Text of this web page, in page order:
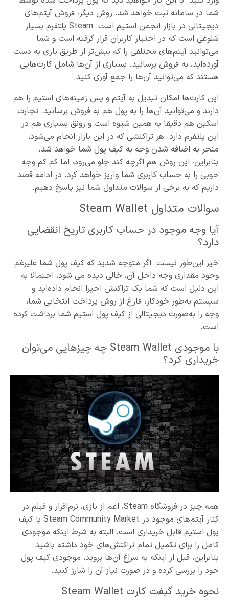
شما در سامانه ثبت خواهد شد. روش دیگر، فروش آیتم‌های
دیجیتالی در بازار انجمن استیم است. Steam پلتفرم بسیار
شلوغی است که در اختیار کاربران قرار گرفته است و شما
می‌توانید آیتم‌های مختلفی را که بیش‌تر از طریق بازی به دست
آورده‌اید، به فروش برسانید. بسیاری از آن‌ها شامل کارت‌هایی
هستند که می‌توانید آن‌ها را جمع آوری کنید.
این کارت‌ها امکان تبدیل به آیتم و پس زمینه‌های استیم را هم
دارند و می‌توانید آن‌ها را به پول هم به فروش برسانید. تجارت
اسکین هم دقیقا به همین شیوه است و رونق بسیاری هم در
این پلتفرم دارد. هر تراکنشی که در این بازار انجام می‌شود،
منجر به اضافه شدن وجه به کیف پول شما خواهد شد.
بنابراین، این روش هم اگرچه کند جلو می‌رود، اما کم کم وجه
خوبی را به حساب کاربری شما واریز خواهد کرد. در ادامه قصد
داریم که به برخی از سوالات متداول شما نیز پاسخ دهیم.
سوالات متداول Steam Wallet
آیا وجه موجود در حساب کاربری تاریخ انقضایی
دارد؟
خیر این‌طور نیست. اگر متوجه شدید که کیف پول شما علیرغم
وجود مقداری وجه داخل آن، خالی دیده می شود، احتمالا به
این دلیل است که شما یک تراکنش اخیرا انجام داده‌اید و
سیستم به‌طور خودکار، فارغ از روش پرداخت انتخابی شما،
وجه را به‌صورت دیجیتالی از کیف پول استیم شما برداشت کرده
است.
با موجودی Steam Wallet چه چیزهایی می‌توان
خریداری کرد؟
همه چیز در فروشگاه Steam، اعم از بازی، نرم‌افزار و فیلم در
کنار آیتم‌های موجود در Steam Community Market با کیف
پول استیم قابل خریداری است. البته به شرط اینکه موجودی
کامل را برای تکمیل تمام تراکنش‌های خود داشته باشید.
بنابراین، قبل از اینکه به سراغ آن‌ها بروید، موجودی کیف پول
خود را بررسی کرده و در صورت نیاز آن را شارژ کنید.
نحوه خرید گیفت کارت Steam Wallet